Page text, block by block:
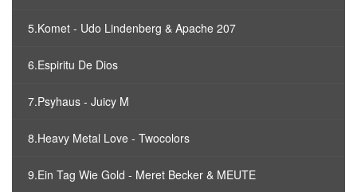
5.Komet - Udo Lindenberg & Apache 207
6.Espiritu De Dios
7.Psyhaus - Juicy M
8.Heavy Metal Love - Twocolors
9.Ein Tag Wie Gold - Meret Becker & MEUTE